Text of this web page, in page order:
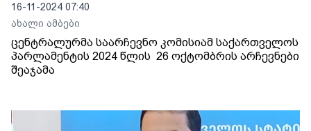
16-11-2024 07:40
ახალი ამბები
ცენტრალურმა საარჩევნო კომისიამ საქართველოს
პარლამენტის 2024 წლის 26 ოქტომბრის არჩევნები
შეაჯამა